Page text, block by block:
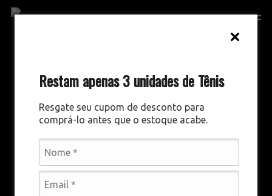
Restam apenas 3 unidades de Tênis
Resgate seu cupom de desconto para
comprá-lo antes que o estoque acabe.
Skip
DIREITO DESPORTIVO